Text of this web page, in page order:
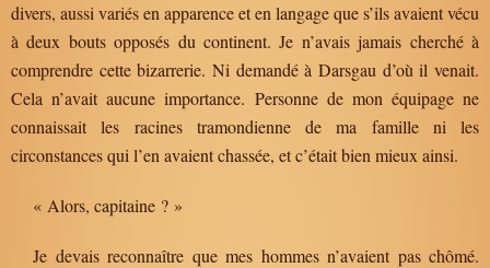
divers, aussi variés en apparence et en langage que s’ils avaient vécu
à deux bouts opposés du continent. Je n’avais jamais cherché à
comprendre cette bizarrerie. Ni demandé à Darsgau d’où il venait.
Cela n’avait aucune importance. Personne de mon équipage ne
connaissait les racines tramondienne de ma famille ni les
circonstances qui l’en avaient chassée, et c’était bien mieux ainsi.
« Alors, capitaine ? »
Je devais reconnaître que mes hommes n’avaient pas chômé.